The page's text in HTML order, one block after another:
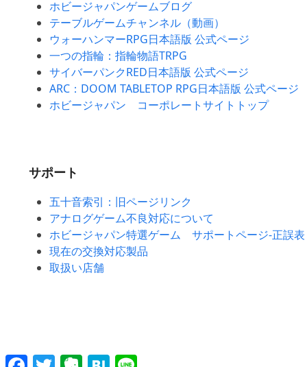
ホビージャパンゲームブログ
テーブルゲームチャンネル（動画）
ウォーハンマーRPG日本語版 公式ページ
一つの指輪：指輪物語TRPG
サイバーパンクRED日本語版 公式ページ
ARC：DOOM TABLETOP RPG日本語版 公式ページ
ホビージャパン コーポレートサイトトップ
サポート
五十音索引：旧ページリンク
アナログゲーム不良対応について
ホビージャパン特選ゲーム サポートページ-正誤表
現在の交換対応製品
取扱い店舗
Facebook
TwitterEvernoteHatena